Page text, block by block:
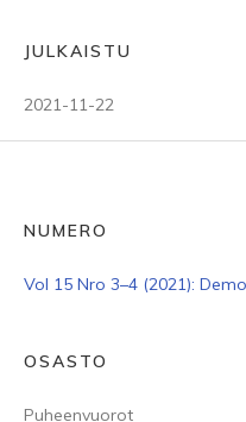
JULKAISTU
2021-11-22
NUMERO
Vol 15 Nro 3–4 (2021):
OSASTO
Puheenvuorot